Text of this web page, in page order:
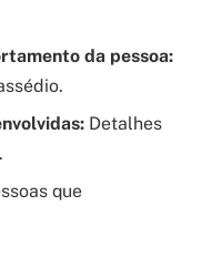
da pessoa:
Detalhes
que